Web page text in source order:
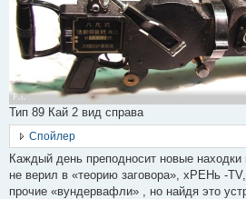
Тип 89 Кай 2 вид справа
Спойлер
Каждый день преподносит новые находки
не верил в «теорию заговора», хРЕНь -
прочие «вундервафли» , но найдя это